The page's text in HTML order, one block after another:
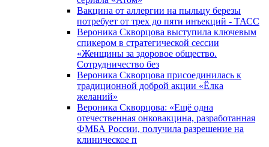
Вакцина от аллергии на пыльцу березы
потребует от трех до пяти инъекций - ТАСС
Вероника Скворцова выступила ключевым
спикером в стратегической сессии
«Женщины за здоровое общество.
Сотрудничество без
Вероника Скворцова присоединилась к
традиционной доброй акции «Ёлка
желаний»
Вероника Скворцова: «Ещё одна
отечественная онковакцина, разработанная
ФМБА России, получила разрешение на
клиническое п